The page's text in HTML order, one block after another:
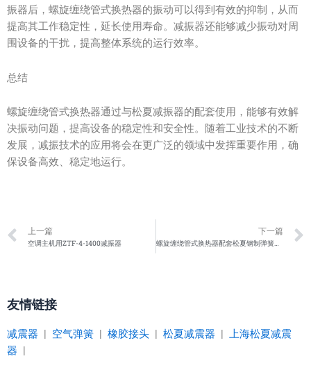
振器后，螺旋缠绕管式换热器的振动可以得到有效的抑制，从而
提高其工作稳定性，延长使用寿命。减振器还能够减少振动对周
围设备的干扰，提高整体系统的运行效率。
总结
螺旋缠绕管式换热器通过与松夏减振器的配套使用，能够有效解
决振动问题，提高设备的稳定性和安全性。随着工业技术的不断
发展，减振技术的应用将会在更广泛的领域中发挥重要作用，确
保设备高效、稳定地运行。
Prev
上一篇
空调主机用ZTF-4-1400减振器
下一篇
螺旋缠绕管式换热器配套松夏钢制弹簧隔振器
友情链接
减震器 空气弹簧 橡胶接头 松夏减震器
上海松夏减震
器